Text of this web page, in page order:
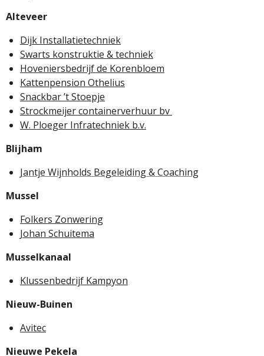
Alteveer
Dijk Installatietechniek
Swarts konstruktie & techniek
Hoveniersbedrijf de Korenbloem
Kattenpension Othelius
Snackbar ’t Stoepje
Strockmeijer containerverhuur bv
W. Ploeger Infratechniek b.v.
Blijham
Jantje Wijnholds Begeleiding & Coaching
Mussel
Folkers Zonwering
Johan Schuitema
Musselkanaal
Klussenbedrijf Kampyon
Nieuw-Buinen
Avitec
Nieuwe Pekela